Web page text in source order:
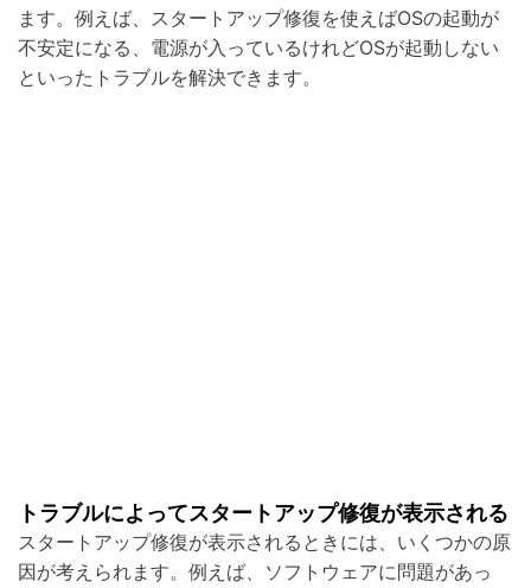
ます。例えば、スタートアップ修復を使えばOSの起動が
不安定になる、電源が入っているけれどOSが起動しない
といったトラブルを解決できます。
トラブルによってスタートアップ修復が表示される
スタートアップ修復が表示されるときには、いくつかの原
因が考えられます。例えば、ソフトウェアに問題があっ